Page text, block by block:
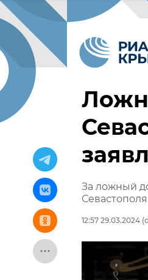
За ложный
12:57 29.03.2024